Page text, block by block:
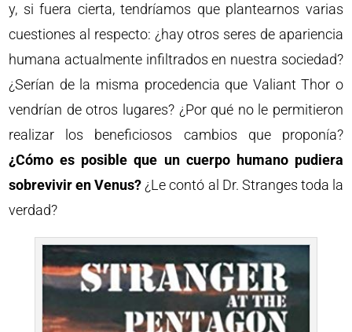
y, si fuera cierta, tendríamos que plantearnos varias
cuestiones al respecto: ¿hay otros seres de apariencia
humana actualmente infiltrados en nuestra sociedad?
¿Serían de la misma procedencia que Valiant Thor o
vendrían de otros lugares? ¿Por qué no le permitieron
realizar los beneficiosos cambios que proponía?
¿Cómo es posible que un cuerpo humano pudiera
sobrevivir en Venus? ¿Le contó al Dr. Stranges toda la
verdad?